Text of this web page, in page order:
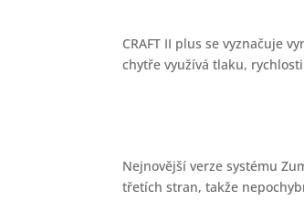
CRAFT II plus se vyznačuje
chytře využívá tlaku,
Nejnovější verze systému
třetích stran, takže